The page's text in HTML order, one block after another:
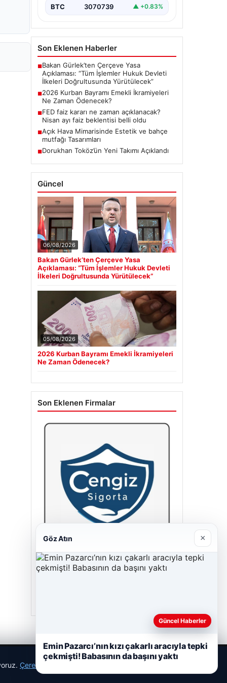
BTC 3070739 ▲ +0.83%
Son Eklenen Haberler
■Bakan Gürlek’ten Çerçeve Yasa
Açıklaması: “Tüm İşlemler Hukuk Devleti
İlkeleri Doğrultusunda Yürütülecek”
■2026 Kurban Bayramı Emekli İkramiyeleri
Ne Zaman Ödenecek?
■FED faiz kararı ne zaman açıklanacak?
Nisan ayı faiz beklentisi belli oldu
■Açık Hava Mimarisinde Estetik ve bahçe
mutfağı Tasarımları
■Dorukhan Toköz’ün Yeni Takımı Açıklandı
Güncel
06/08/2026
Bakan Gürlek’ten Çerçeve Yasa
Açıklaması: “Tüm İşlemler Hukuk Devleti
İlkeleri Doğrultusunda Yürütülecek”
05/08/2026
2026 Kurban Bayramı Emekli İkramiyeleri
Ne Zaman Ödenecek?
Son Eklenen Firmalar
Cengiz Sigorta
Çerez Politikamız
Göz Atın ×
Güncel Haberler
Emin Pazarcı’nın kızı çakarlı aracıyla tepki
çekmişti! Babasının da başını yaktı